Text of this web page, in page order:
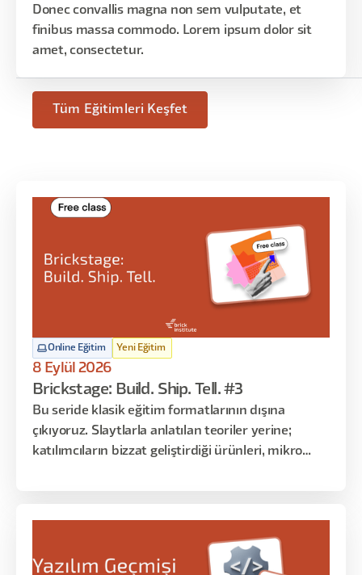
Donec convallis magna non sem vulputate, et
finibus massa commodo. Lorem ipsum dolor sit
amet, consectetur.
Tüm Eğitimleri Keşfet
Online Eğitim Yeni Eğitim
8 Eylül 2026
Brickstage: Build. Ship. Tell. #3
Bu seride klasik eğitim formatlarının dışına
çıkıyoruz. Slaytlarla anlatılan teoriler yerine;
katılımcıların bizzat geliştirdiği ürünleri, mikro